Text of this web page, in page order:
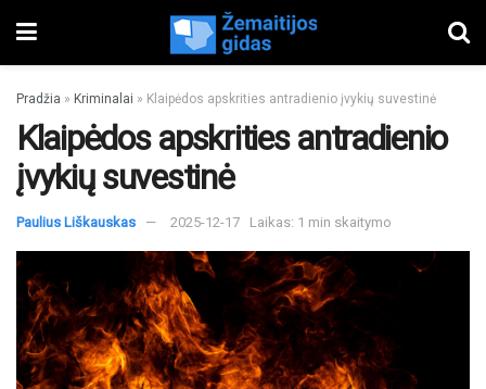
Pradžia » Kriminalai » Klaipėdos apskrities antradienio įvykių suvestinė
Klaipėdos apskrities antradienio
įvykių suvestinė
Paulius Liškauskas 2025-12-17 Laikas: 1 min skaitymo